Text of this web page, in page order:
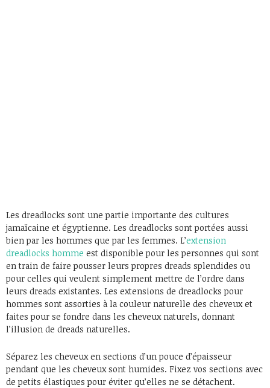
Les dreadlocks sont une partie importante des cultures
jamaïcaine et égyptienne. Les dreadlocks sont portées aussi
bien par les hommes que par les femmes. L’extension
dreadlocks homme est disponible pour les personnes qui sont
en train de faire pousser leurs propres dreads splendides ou
pour celles qui veulent simplement mettre de l’ordre dans
leurs dreads existantes. Les extensions de dreadlocks pour
hommes sont assorties à la couleur naturelle des cheveux et
faites pour se fondre dans les cheveux naturels, donnant
l’illusion de dreads naturelles.
Séparez les cheveux en sections d’un pouce d’épaisseur
pendant que les cheveux sont humides. Fixez vos sections avec
de petits élastiques pour éviter qu’elles ne se détachent.